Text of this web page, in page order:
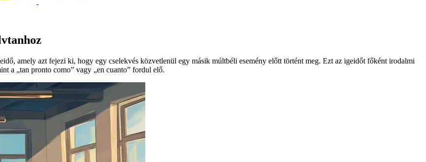
amely azt fejezi ki, hogy egy cselekvés közvetlenül egy másik múltbéli esemény előtt történt meg. Ezt az igeidőt főként irodalmi
a „tan pronto como” vagy „en cuanto” fordul elő.